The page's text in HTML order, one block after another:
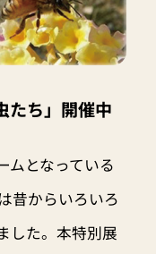
たち」開催中
ムとなっている
昔からいろいろ
した。本特別展